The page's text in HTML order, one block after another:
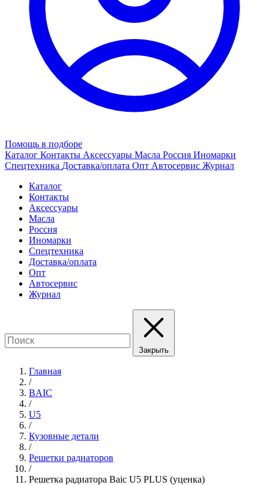
Помощь в подборе
Каталог Контакты Аксессуары Масла Россия Иномарки
Спецтехника Доставка/оплата Опт Автосервис Журнал
Каталог
Контакты
Аксессуары
Масла
Россия
Иномарки
Спецтехника
Доставка/оплата
Опт
Автосервис
Журнал
Закрыть
Главная
/
BAIC
/
U5
/
Кузовные детали
/
Решетки радиаторов
/
Решетка радиатора Baic U5 PLUS (уценка)